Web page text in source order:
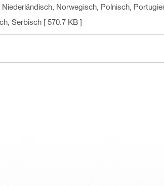
Norwegisch, Polnisch,
Serbisch [ 570.7 KB ]